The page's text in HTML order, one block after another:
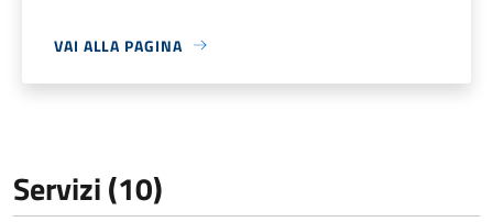
VAI ALLA PAGINA
Servizi (10)